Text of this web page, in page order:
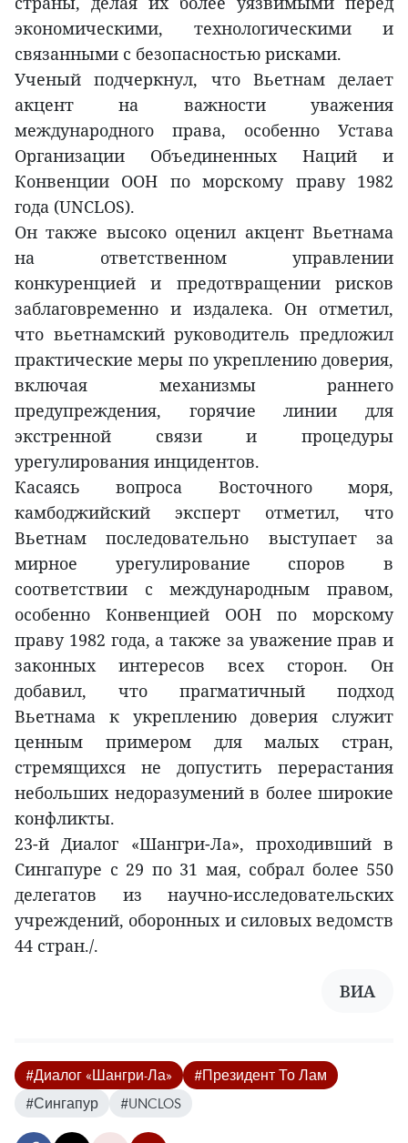
экономическими, технологическими и
связанными с безопасностью рисками.
Ученый подчеркнул, что Вьетнам делает
акцент на важности уважения
международного права, особенно Устава
Организации Объединенных Наций и
Конвенции ООН по морскому праву 1982
года (UNCLOS).
Он также высоко оценил акцент Вьетнама
на ответственном управлении
конкуренцией и предотвращении рисков
заблаговременно и издалека. Он отметил,
что вьетнамский руководитель предложил
практические меры по укреплению доверия,
включая механизмы раннего
предупреждения, горячие линии для
экстренной связи и процедуры
урегулирования инцидентов.
Касаясь вопроса Восточного моря,
камбоджийский эксперт отметил, что
Вьетнам последовательно выступает за
мирное урегулирование споров в
соответствии с международным правом,
особенно Конвенцией ООН по морскому
праву 1982 года, а также за уважение прав и
законных интересов всех сторон. Он
добавил, что прагматичный подход
Вьетнама к укреплению доверия служит
ценным примером для малых стран,
стремящихся не допустить перерастания
небольших недоразумений в более широкие
конфликты.
23-й Диалог «Шангри-Ла», проходивший в
Сингапуре с 29 по 31 мая, собрал более 550
делегатов из научно-исследовательских
учреждений, оборонных и силовых ведомств
44 стран./.
ВИА
#Диалог «Шангри-Ла»
#Президент То Лам
#Сингапур
#UNCLOS